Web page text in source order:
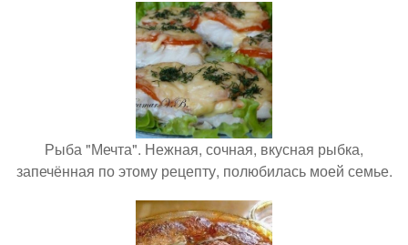
Рыба "Мечта". Нежная, сочная, вкусная рыбка,
запечённая по этому рецепту, полюбилась моей семье.